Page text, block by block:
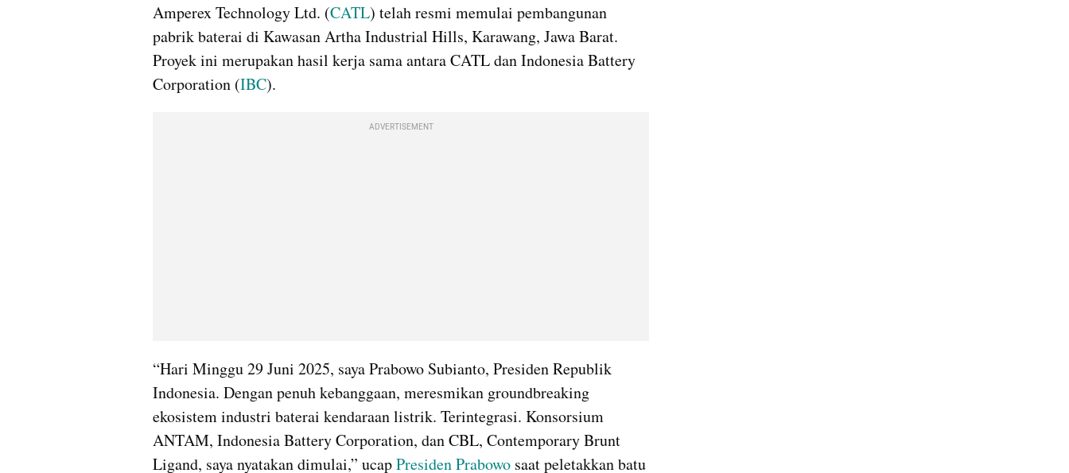
Amperex Technology Ltd. (CATL) telah resmi memulai pembangunan
pabrik baterai di Kawasan Artha Industrial Hills, Karawang, Jawa Barat.
Proyek ini merupakan hasil kerja sama antara CATL dan Indonesia Battery
Corporation (IBC).
ADVERTISEMENT
“Hari Minggu 29 Juni 2025, saya Prabowo Subianto, Presiden Republik
Indonesia. Dengan penuh kebanggaan, meresmikan groundbreaking
ekosistem industri baterai kendaraan listrik. Terintegrasi. Konsorsium
ANTAM, Indonesia Battery Corporation, dan CBL, Contemporary Brunt
Ligand, saya nyatakan dimulai,” ucap Presiden Prabowo saat peletakkan batu